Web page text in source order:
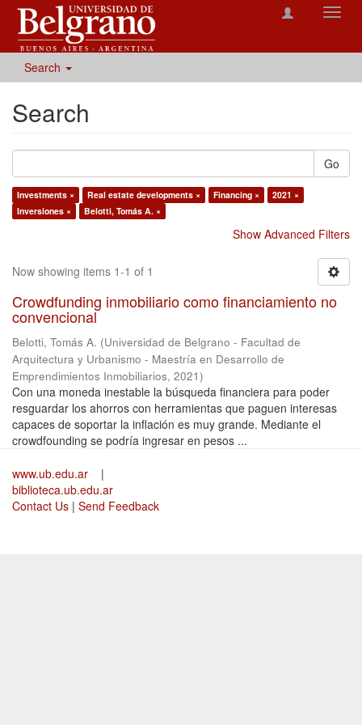
Search
Search
Go
Investments × Real estate developments × Financing ×
2021 ×
Inversiones ×
Belotti, Tomás A. ×
Show Advanced Filters
Now showing items 1-1 of 1
Crowdfunding inmobiliario como financiamiento no
convencional
Belotti, Tomás A. (Universidad de Belgrano - Facultad de
Arquitectura y Urbanismo - Maestría en Desarrollo de
Emprendimientos Inmobiliarios, 2021)
Con una moneda inestable la búsqueda financiera para poder
resguardar los ahorros con herramientas que paguen interesas
capaces de soportar la inflación es muy grande. Mediante el
crowdfounding se podría ingresar en pesos ...
www.ub.edu.ar
|
biblioteca.ub.edu.ar
Contact Us | Send Feedback